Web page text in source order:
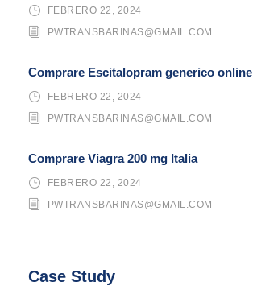
FEBRERO 22, 2024
PWTRANSBARINAS@GMAIL.COM
Comprare Escitalopram generico online
FEBRERO 22, 2024
PWTRANSBARINAS@GMAIL.COM
Comprare Viagra 200 mg Italia
FEBRERO 22, 2024
PWTRANSBARINAS@GMAIL.COM
Case Study